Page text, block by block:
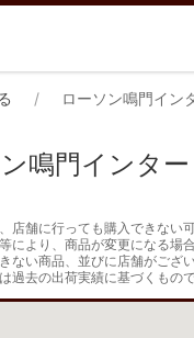
ローソン鳴門イン
鳴門インター
店舗に行っても購入できない
により、商品が変更になる場
ない商品、並びに店舗がござ
過去の出荷実績に基づくもの